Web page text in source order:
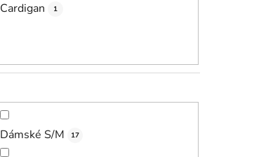
Cardigan 1
Dámské S/M 17